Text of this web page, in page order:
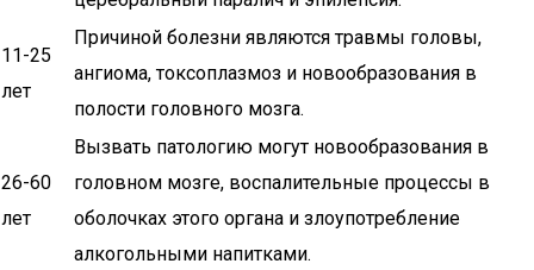
11-25
лет
Причиной болезни являются травмы головы,
ангиома, токсоплазмоз и новообразования в
полости головного мозга.
26-60
лет
Вызвать патологию могут новообразования в
головном мозге, воспалительные процессы в
оболочках этого органа и злоупотребление
алкогольными напитками.